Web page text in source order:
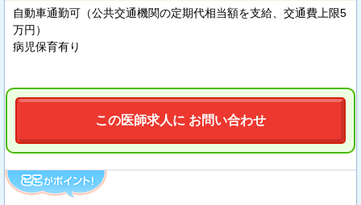
自動車通勤可（公共交通機関の定期代相当額を支給、交通費上限5
万円）
病児保育有り
この医師求人に お問い合わせ